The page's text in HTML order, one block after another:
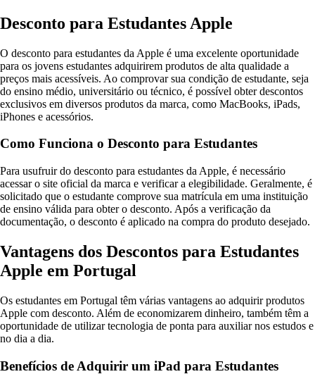
Desconto para Estudantes Apple
O desconto para estudantes da Apple é uma excelente oportunidade
para os jovens estudantes adquirirem produtos de alta qualidade a
preços mais acessíveis. Ao comprovar sua condição de estudante, seja
do ensino médio, universitário ou técnico, é possível obter descontos
exclusivos em diversos produtos da marca, como MacBooks, iPads,
iPhones e acessórios.
Como Funciona o Desconto para Estudantes
Para usufruir do desconto para estudantes da Apple, é necessário
acessar o site oficial da marca e verificar a elegibilidade. Geralmente, é
solicitado que o estudante comprove sua matrícula em uma instituição
de ensino válida para obter o desconto. Após a verificação da
documentação, o desconto é aplicado na compra do produto desejado.
Vantagens dos Descontos para Estudantes
Apple em Portugal
Os estudantes em Portugal têm várias vantagens ao adquirir produtos
Apple com desconto. Além de economizarem dinheiro, também têm a
oportunidade de utilizar tecnologia de ponta para auxiliar nos estudos e
no dia a dia.
Benefícios de Adquirir um iPad para Estudantes